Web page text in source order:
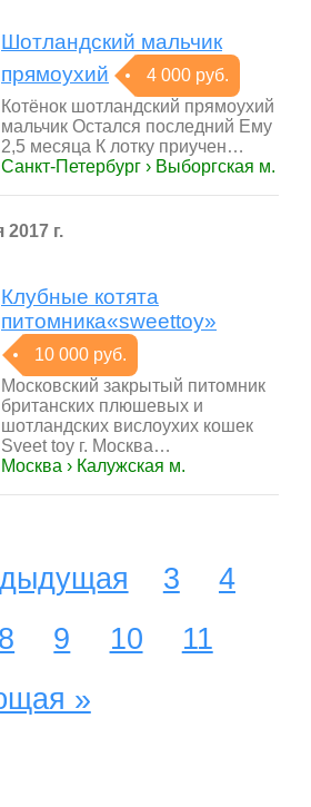
Шотландский мальчик
прямоухий
4 000 руб.
Котёнок шотландский прямоухий
мальчик Остался последний Ему
2,5 месяца К лотку приучен…
Санкт-Петербург › Выборгская м.
г.
Клубные котята
питомника«sweettoy»
10 000 руб.
Московский закрытый питомник
британских плюшевых и
шотландских вислоухих кошек
Sveet toy г. Москва…
Москва › Калужская м.
3
4
8 9 10
11
»